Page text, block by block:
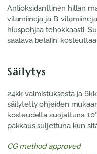
Antioksidanttinen hillan
vitamiineja ja B-
hiuspohjaa tehokkaasti.
saatava betaiini
Säilytys
24kk valmistuksesta ja
säilytetty ohjeiden
kosteudelta suojattuna
pakkaus suljettuna kun
CG method approved